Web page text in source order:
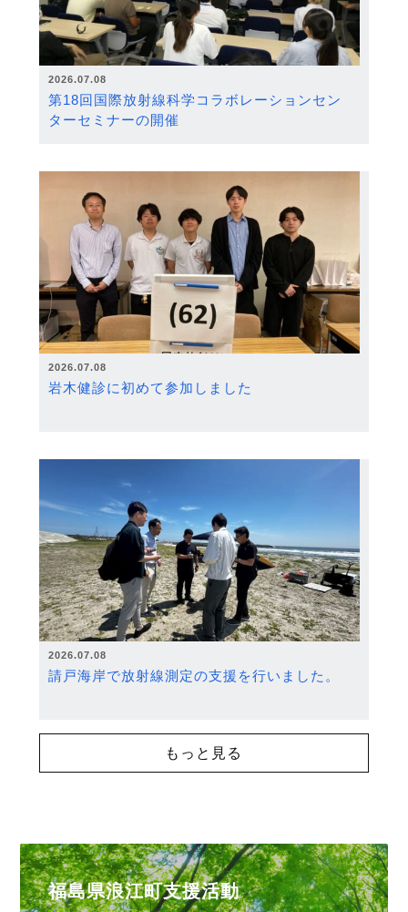
2026.07.08
第18回国際放射線科学コラボレーションセン
ターセミナーの開催
2026.07.08
岩木健診に初めて参加しました
2026.07.08
請戸海岸で放射線測定の支援を行いました。
もっと見る
福島県浪江町支援活動